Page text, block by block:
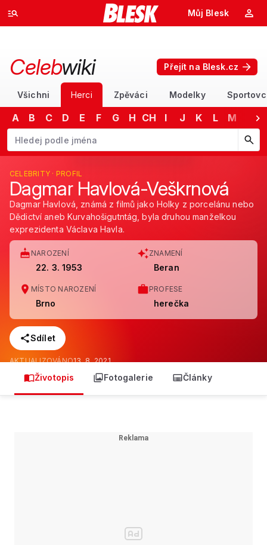
Můj Blesk
Celebwiki Přejít na Blesk.cz
Všichni Herci Zpěváci Modelky
A B C D E F G H CH I J K L M
Začněte psát jméno. Šipkami dolů a nahoru procházejte návrhy,
CELEBRITY · PROFIL
Dagmar Havlová-Veškrnová
Dagmar Havlová, známá z filmů jako Holky z porcelánu nebo
Dědictví aneb Kurvahošigutntág, byla druhou manželkou
exprezidenta Václava Havla.
NAROZENÍ
22. 3. 1953
ZNAMENÍ
Beran
MÍSTO NAROZENÍ
Brno
PROFESE
herečka
Sdílet
AKTUALIZOVÁNO13. 8. 2021
Životopis Fotogalerie Články